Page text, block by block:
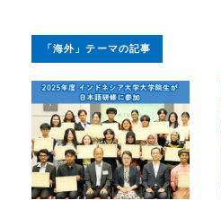
「海外」テーマの記事